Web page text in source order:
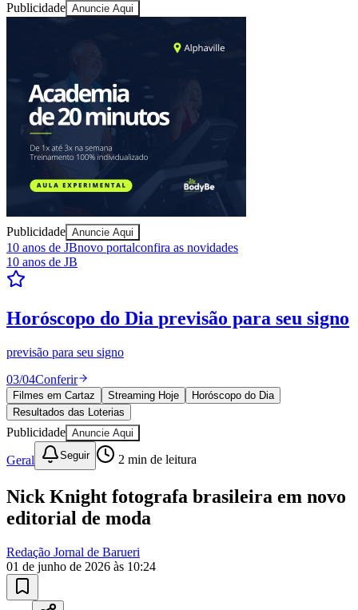
Ceará
Goiás
Publicidade Anuncie Aqui
Publicidade Anuncie Aqui
10 anos de JBnovo portalconfira as novidades
10 anos de JB
Resultados das Loterias confira se ganhou
Mega-Sena, Quina, Lotofácil e todos os jogos. Resultado
04/04Ver resultados
Filmes em Cartaz Streaming Hoje
Resultados das Loterias
Publicidade Anuncie Aqui
Seguir
Nick Knight fotografa brasileira em novo
Redação Jornal de Barueri
01 de junho de 2026 às 10:24